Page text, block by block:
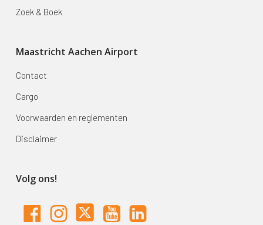
Zoek & Boek
Maastricht Aachen Airport
Contact
Cargo
Voorwaarden en reglementen
Disclaimer
Volg ons!